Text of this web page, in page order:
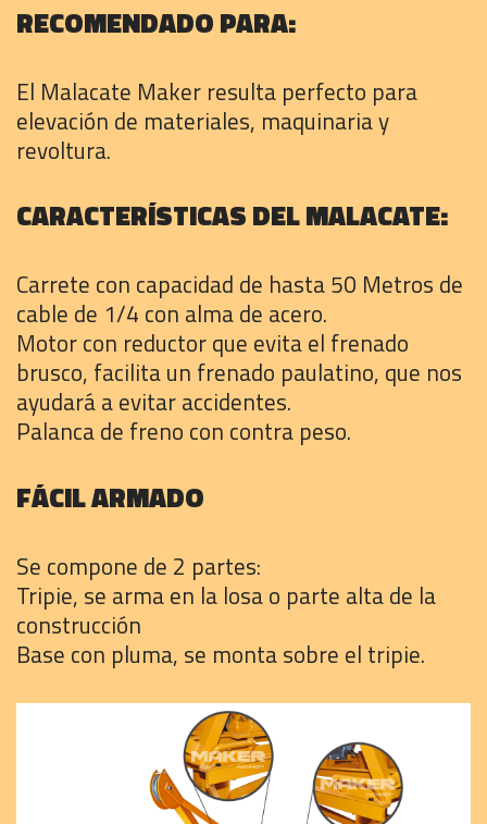
RECOMENDADO PARA:
El Malacate Maker resulta perfecto para
elevación de materiales, maquinaria y
revoltura.
CARACTERÍSTICAS DEL MALACATE:
Carrete con capacidad de hasta 50 Metros de
cable de 1/4 con alma de acero.
Motor con reductor que evita el frenado
brusco, facilita un frenado paulatino, que nos
ayudará a evitar accidentes.
Palanca de freno con contra peso.
FÁCIL ARMADO
Se compone de 2 partes:
Tripie, se arma en la losa o parte alta de la
construcción
Base con pluma, se monta sobre el tripie.